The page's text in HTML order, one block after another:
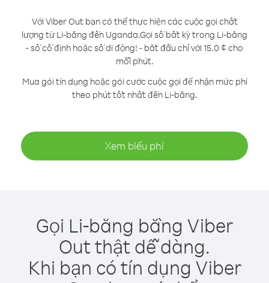
Với Viber Out bạn có thể thực hiện các cuộc gọi chất
lượng từ Li-băng đến Uganda.Gọi số bất kỳ trong Li-băng
- số cố định hoặc số di động! - bắt đầu chỉ với 15.0 ¢ cho
mỗi phút.
Mua gói tín dụng hoặc gói cước cuộc gọi để nhận mức phí
theo phút tốt nhất đến Li-băng.
Xem biểu phí
Gọi Li-băng bằng Viber
Out thật dễ dàng.
Khi bạn có tín dụng Viber